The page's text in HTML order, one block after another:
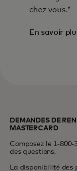
chez vous.6
En savoir
DEMANDES DE
MASTERCARD
Composez le 1-
des questions.
La disponibilité des